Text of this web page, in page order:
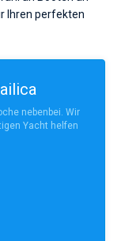
Ihren perfekten
nebenbei. Wir
Yacht helfen